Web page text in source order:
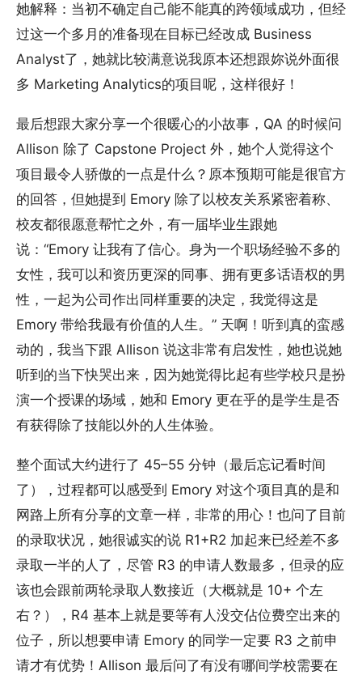
她解释：当初不确定自己能不能真的跨领域成功，但经
过这一个多月的准备现在目标已经改成 Business
Analyst了，她就比较满意说我原本还想跟妳说外面很
多 Marketing Analytics的项目呢，这样很好！
最后想跟大家分享一个很暖心的小故事，QA 的时候问
Allison 除了 Capstone Project 外，她个人觉得这个
项目最令人骄傲的一点是什么？原本预期可能是很官方
的回答，但她提到 Emory 除了以校友关系紧密着称、
校友都很愿意帮忙之外，有一届毕业生跟她
说：“Emory 让我有了信心。身为一个职场经验不多的
女性，我可以和资历更深的同事、拥有更多话语权的男
性，一起为公司作出同样重要的决定，我觉得这是
Emory 带给我最有价值的人生。” 天啊！听到真的蛮感
动的，我当下跟 Allison 说这非常有启发性，她也说她
听到的当下快哭出来，因为她觉得比起有些学校只是扮
演一个授课的场域，她和 Emory 更在乎的是学生是否
有获得除了技能以外的人生体验。
整个面试大约进行了 45–55 分钟（最后忘记看时间
了），过程都可以感受到 Emory 对这个项目真的是和
网路上所有分享的文章一样，非常的用心！也问了目前
的录取状况，她很诚实的说 R1+R2 加起来已经差不多
录取一半的人了，尽管 R3 的申请人数最多，但录的应
该也会跟前两轮录取人数接近（大概就是 10+ 个左
右？），R4 基本上就是要等有人没交佔位费空出来的
位子，所以想要申请 Emory 的同学一定要 R3 之前申
请才有优势！Allison 最后问了有没有哪间学校需要在